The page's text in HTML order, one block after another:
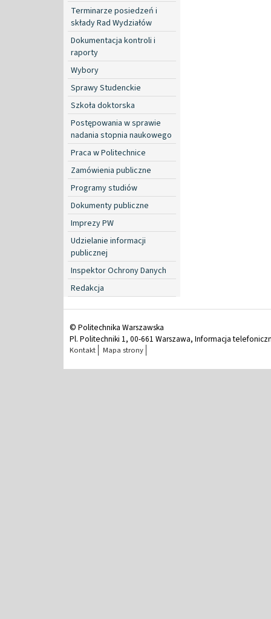
Terminarze posiedzeń i
składy Rad Wydziałów
Dokumentacja kontroli i
raporty
Wybory
Sprawy Studenckie
Szkoła doktorska
Postępowania w sprawie
nadania stopnia naukowego
Praca w Politechnice
Zamówienia publiczne
Programy studiów
Dokumenty publiczne
Imprezy PW
Udzielanie informacji
publicznej
Inspektor Ochrony Danych
Redakcja
© Politechnika Warszawska
Pl. Politechniki 1, 00-661 Warszawa, Informacja
Kontakt Mapa strony